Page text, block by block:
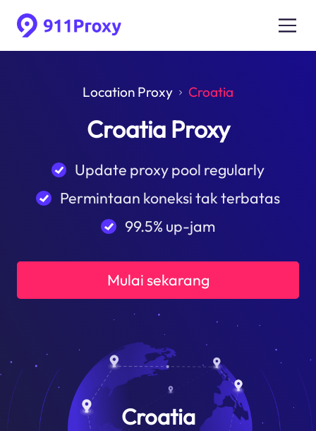
Location Proxy Croatia
Croatia Proxy
Update proxy pool regularly
Permintaan koneksi tak terbatas
99.5% up-jam
Mulai sekarang
Croatia